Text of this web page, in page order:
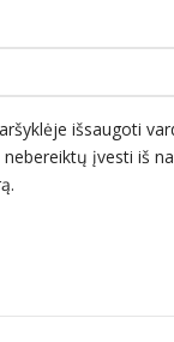
išsaugoti
įvesti iš